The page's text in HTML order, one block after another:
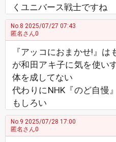
くユニバース戦士ですね
No.8 2025/07/27 07:43
匿名さん0
『アッコにおまかせ!』
が和田アキ子に気を使い
体を成してない
代わりにNHK『のど自慢
もしろい
No.9 2025/07/28 17:00
匿名さん0